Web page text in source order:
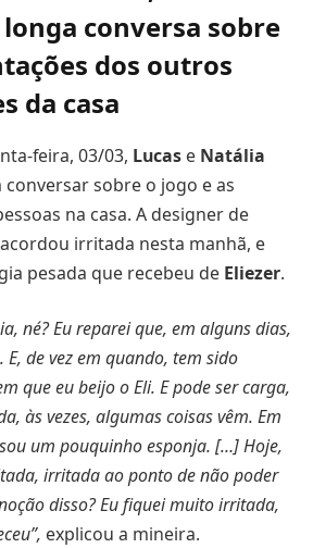
conversa sobre
dos outros
da casa
feira, 03/03, Lucas e Natália
sobre o jogo e as
na casa. A designer de
irritada nesta manhã, e
pesada que recebeu de Eliezer.
né? Eu reparei que, em alguns dias,
de vez em quando, tem sido
que eu beijo o Eli. E pode ser carga,
às vezes, algumas coisas vêm. Em
um pouquinho esponja. […] Hoje,
irritada ao ponto de não poder
disso? Eu fiquei muito irritada,
explicou a mineira.